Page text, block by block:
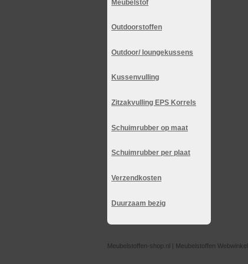
Meubelstof
Outdoorstoffen
Outdoor/ loungekussens
Kussenvulling
Zitzakvulling EPS Korrels
Schuimrubber op maat
Schuimrubber per plaat
Verzendkosten
Duurzaam bezig
Meubelstoffen-shop.nl | Meubelstoffen Webwinkel